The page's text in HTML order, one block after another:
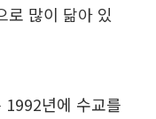
로 많이 닮아 있
년에 수교를